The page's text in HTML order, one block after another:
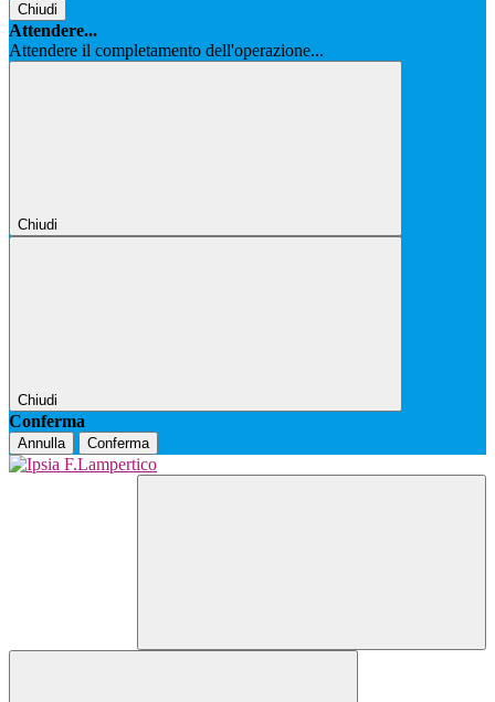
Chiudi
Attendere...
Attendere il completamento dell'operazione...
Chiudi
Chiudi
Conferma
Annulla Conferma